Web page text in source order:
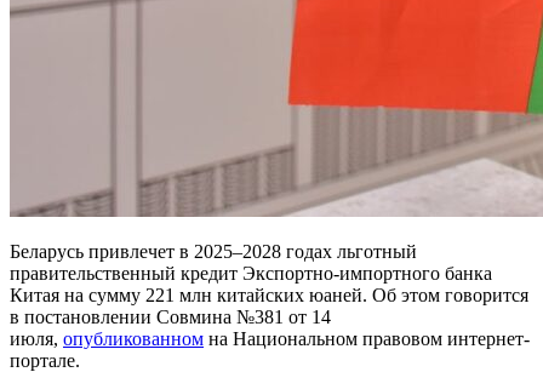
Беларусь привлечет в 2025–2028 годах льготный
правительственный кредит Экспортно-импортного банка
Китая на сумму 221 млн китайских юаней. Об этом говорится
в постановлении Совмина №381 от 14
июля, опубликованном на Национальном правовом интернет-
портале.